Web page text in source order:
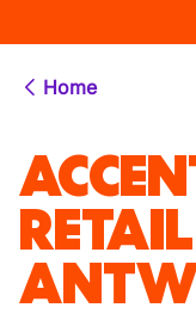
Home
RETAIL